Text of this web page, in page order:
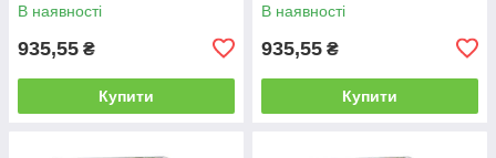
В наявності
935,55 ₴
Купити
В наявності
935,55 ₴
Купити